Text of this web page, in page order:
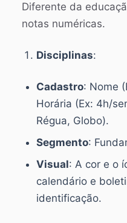
Diferente da
notas numéricas.
Disciplinas:
Cadastro: Nome
Horária (Ex: 4h/
Régua, Globo).
Segmento:
Visual: A cor e o
calendário e
identificação.